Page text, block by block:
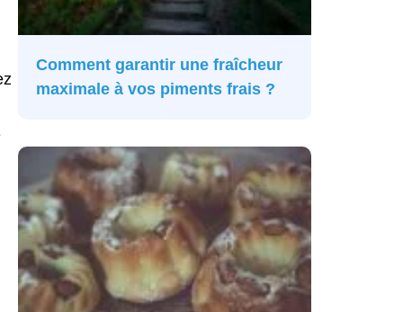
Comment garantir une fraîcheur
maximale à vos piments frais ?